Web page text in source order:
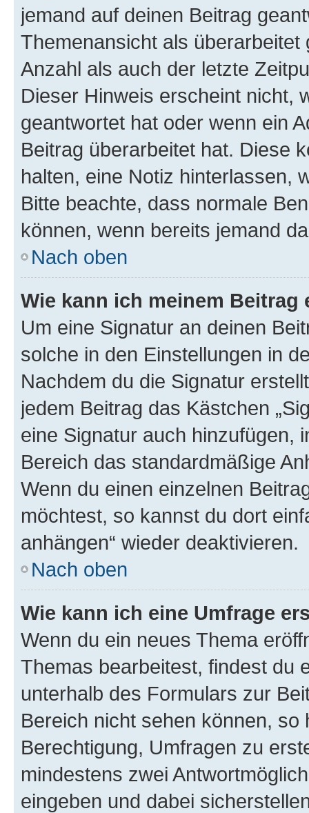
jemand auf deinen Beitrag
Themenansicht als
Anzahl als auch der letzte
Dieser Hinweis erscheint nicht,
geantwortet hat oder wenn ein
Beitrag überarbeitet hat. Diese
halten, eine Notiz hinterlassen,
Bitte beachte, dass normale
können, wenn bereits jemand
Nach oben
Wie kann ich meinem
Um eine Signatur an deinen
solche in den Einstellungen in
Nachdem du die Signatur
jedem Beitrag das Kästchen
eine Signatur auch hinzufügen,
Bereich das standardmäßige
Wenn du einen einzelnen
möchtest, so kannst du dort
anhängen“ wieder deaktivieren.
Nach oben
Wie kann ich eine Umfrage
Wenn du ein neues Thema
Themas bearbeitest, findest du
unterhalb des Formulars zur
Bereich nicht sehen können,
Berechtigung, Umfragen zu
mindestens zwei
eingeben und dabei